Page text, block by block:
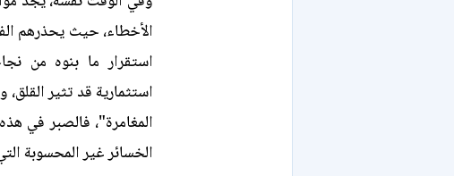
الأخطاء، حيث يحذرهم
استقرار ما بنوه من
استثمارية قد تثير
المغامرة"، فالصبر في
الخسائر غير المحسوبة